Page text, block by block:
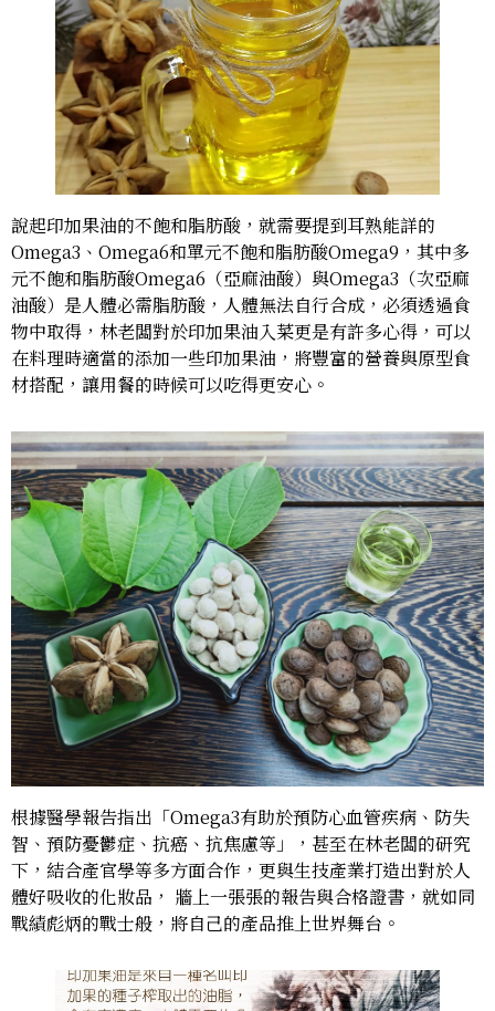
說起印加果油的不飽和脂肪酸，就需要提到耳熟能詳的
Omega3、Omega6和單元不飽和脂肪酸Omega9，其中多
元不飽和脂肪酸Omega6（亞麻油酸）與Omega3（次亞麻
油酸）是人體必需脂肪酸，人體無法自行合成，必須透過食
物中取得，林老闆對於印加果油入菜更是有許多心得，可以
在料理時適當的添加一些印加果油，將豐富的營養與原型食
材搭配，讓用餐的時候可以吃得更安心。
根據醫學報告指出「Omega3有助於預防心血管疾病、防失
智、預防憂鬱症、抗癌、抗焦慮等」，甚至在林老闆的研究
下，結合產官學等多方面合作，更與生技產業打造出對於人
體好吸收的化妝品， 牆上一張張的報告與合格證書，就如同
戰績彪炳的戰士般，將自己的產品推上世界舞台。